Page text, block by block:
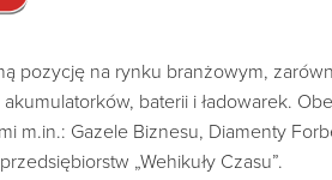
pozycję na rynku branżowym,
baterii i ładowarek.
Gazele Biznesu, Diamenty
„Wehikuły Czasu”.